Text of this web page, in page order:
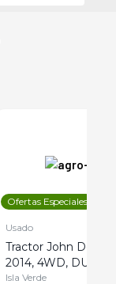
Ofertas Especiales
Usado
Tractor John Deere
2014, 4WD, DUAL
Isla Verde